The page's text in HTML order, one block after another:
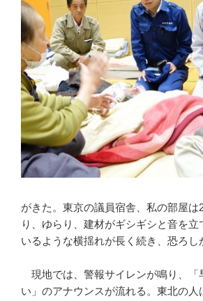
がきた。東京の議員宿舎、私の部屋は
り、ゆらり、建材がギシギシと音を立
いるような横揺れが長く続き、恐ろし
現地では、警報サイレンが鳴り、「
い」のアナウンスが流れる。東北の